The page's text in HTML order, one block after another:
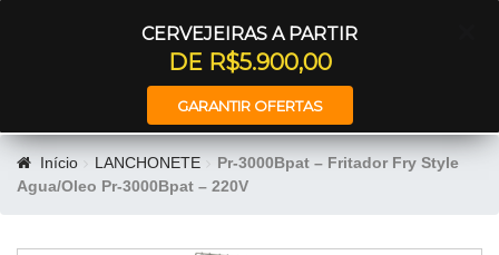
CERVEJEIRAS A PARTIR
DE R$5.900,00
GARANTIR OFERTAS
Início LANCHONETE
Pr-3000Bpat – Fritador Fry Style
Agua/Oleo Pr-3000Bpat – 220V